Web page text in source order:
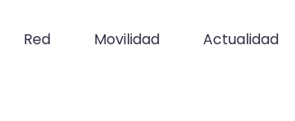
Red Movilidad Actualidad